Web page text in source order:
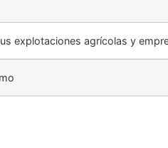
explotaciones agrícolas y